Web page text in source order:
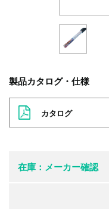
製品カタログ・仕様
カタログ
在庫：メーカー確認